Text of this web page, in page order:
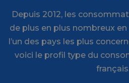
Depuis 2012, les
de plus en plus nombreux en
l’un des pays les plus
voici le profil type du